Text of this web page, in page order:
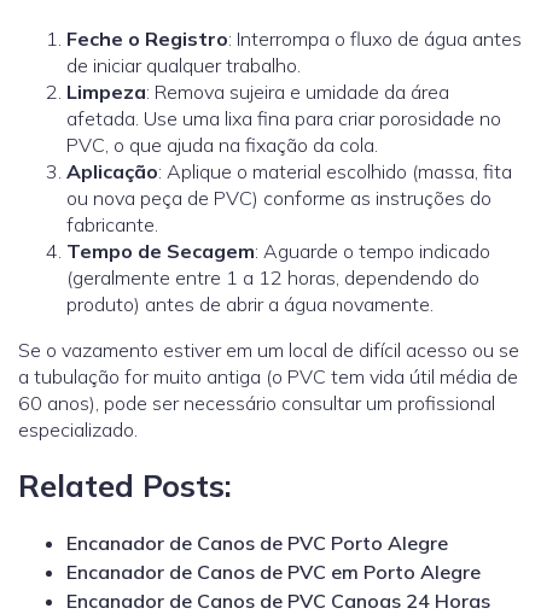
Feche o Registro: Interrompa o fluxo de água antes
de iniciar qualquer trabalho.
Limpeza: Remova sujeira e umidade da área
afetada. Use uma lixa fina para criar porosidade no
PVC, o que ajuda na fixação da cola.
Aplicação: Aplique o material escolhido (massa, fita
ou nova peça de PVC) conforme as instruções do
fabricante.
Tempo de Secagem: Aguarde o tempo indicado
(geralmente entre 1 a 12 horas, dependendo do
produto) antes de abrir a água novamente.
Se o vazamento estiver em um local de difícil acesso ou se
a tubulação for muito antiga (o PVC tem vida útil média de
60 anos), pode ser necessário consultar um profissional
especializado.
Related Posts:
Encanador de Canos de PVC Porto Alegre
Encanador de Canos de PVC em Porto Alegre
Encanador de Canos de PVC Canoas 24 Horas